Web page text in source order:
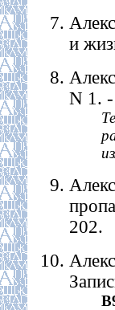
и
N 1.
202.